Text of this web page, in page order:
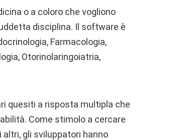
o a coloro che vogliono
disciplina. Il software è
Farmacologia,
Otorinolaringoiatria,
quesiti a risposta multipla che
Come stimolo a cercare
gli sviluppatori hanno